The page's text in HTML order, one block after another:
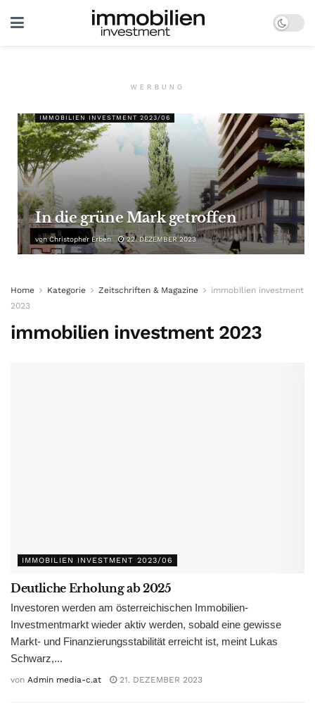
WERBUNG
IMMOBILIEN INVESTMENT 2023/06
In die grüne Mark getroffen
von Christopher Erben 22. DEZEMBER 2023
Home Kategorie Zeitschriften & Magazine
immobilien investment
2023
immobilien investment 2023
IMMOBILIEN INVESTMENT 2023/06
Deutliche Erholung ab 2025
Investoren werden am österreichischen Immobilien-
Investmentmarkt wieder aktiv werden, sobald eine gewisse
Markt- und Finanzierungsstabilität erreicht ist, meint Lukas
Schwarz,...
von Admin media-c.at 21. DEZEMBER 2023